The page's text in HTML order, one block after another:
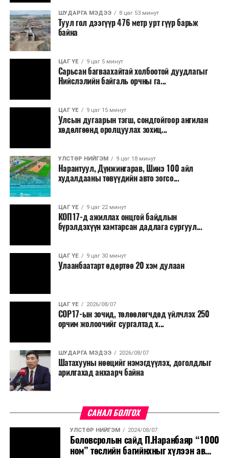
Ерөнхий сайд хэлсэн үгэндээ, Манай Засгийн газар 33
боловсруулах үйлдвэрийн ажлыг гацаанаас гаргалаа.
Үр дүнд нь 20 хувийн гүйцэтгэлтэй гацсан
нийлүүлэх, эрэл хайгуулын ажлыг эхлүүллээ. 14
байршилд Олон улсын нээлттэй сонгон шалгаруулалт
зарласан. Засгийн газар үнийн өсөлтийн эсрэг, дэлхий
сөрөг нөлөөг даван туулахын төлөө бүх шатандаа
хичээн ажиллаж байна хэмээв.
ШУДАРГА МЭДЭЭ 8 цаг 53 минут
Туул гол дээгүүр 476 метр урт гүүр барьж
байна
ЦАГ ҮЕ 9 цаг 5 минут
Сарьсан багваахайтай холбоотой дуудлагыг
Нийслэлийн байгаль орчны га...
ЦАГ ҮЕ 9 цаг 15 минут
Улсын дугаарын тэгш, сондгойгоор ангилан
хөдөлгөөнд оролцуулах зохиц...
УЛСТӨР НИЙГЭМ 9 цаг 18 минут
Нарантуул, Дүнжингарав, Шинэ 100 айл
худалдааны төвүүдийн авто зогсо...
ЦАГ ҮЕ 9 цаг 22 минут
КОП17-д ажиллах онцгой байдлын
бүрэлдэхүүн хамтарсан дадлага сургуул...
ЦАГ ҮЕ 9 цаг 30 минут
Улаанбаатарт өдөртөө 20 хэм дулаан
ЦАГ ҮЕ 2026/08/07
COP17-ын зочид, төлөөлөгчдөд үйлчлэх 250
орчим жолоочийг сургалтад х...
ШУДАРГА МЭДЭЭ 2026/08/07
Шатахууны нөөцийг нэмэгдүүлэх, доголдлыг
арилгахад анхаарч байна
САНАЛ БОЛГОХ
УЛСТӨР НИЙГЭМ 2024/08/07
Боловсролын сайд П.Наранбаяр “1000
ном” төслийн багийнхныг хүлээн ав...